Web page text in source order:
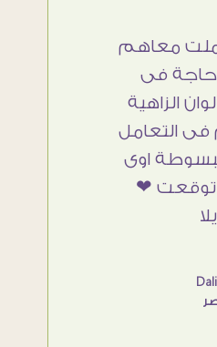
معاهم
حاجة فى
الزاهية
فى التعامل
اوى
توقعت ❤